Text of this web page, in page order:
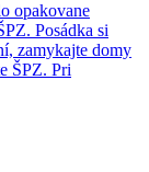
opakovane
Posádka si
zamykajte domy
ŠPZ. Pri